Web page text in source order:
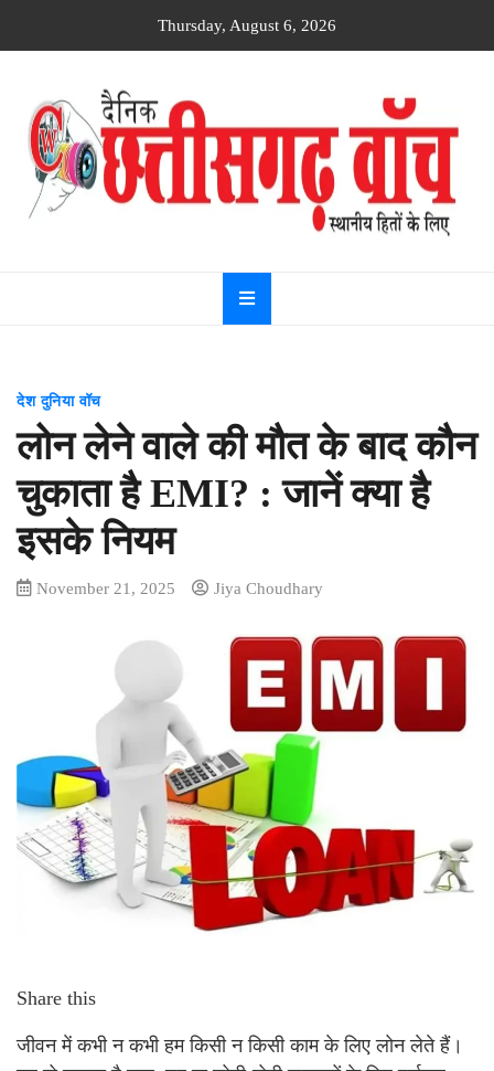
Thursday, August 6, 2026
Dainik
Chhattisgarh
watch
देश दुनिया वॉच
लोन लेने वाले की मौत के बाद कौन
चुकाता है EMI? : जानें क्या है
इसके नियम
November 21, 2025 Jiya Choudhary
Share this
जीवन में कभी न कभी हम किसी न किसी काम के लिए लोन लेते हैं।